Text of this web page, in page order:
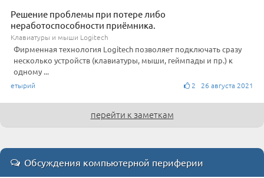
Решение проблемы при потере либо
неработоспособности приёмника.
Клавиатуры и мыши Logitech
Фирменная технология Logitech позволяет подключать сразу
несколько устройств (клавиатуры, мыши, геймпады и пр.) к
одному ...
етырий 2 26 августа 2021
перейти к заметкам
Обсуждения компьютерной периферии